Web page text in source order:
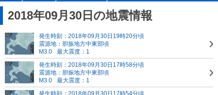
2018年09月30日の地震情報
発生時刻：2018年09月30日19時20分頃
震源地：胆振地方中東部頃
M3.0
最大震度：1
発生時刻：2018年09月30日17時58分頃
震源地：胆振地方中東部頃
M3.0
最大震度：1
発生時刻：2018年09月30日17時54分頃